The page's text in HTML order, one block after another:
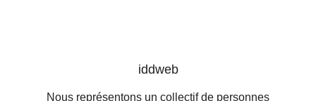
iddweb
Nous représentons un collectif de personnes